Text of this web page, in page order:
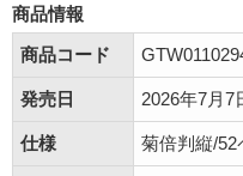
商品情報
商品コード
発売日 2026年7月7
仕様 菊倍判縦/52